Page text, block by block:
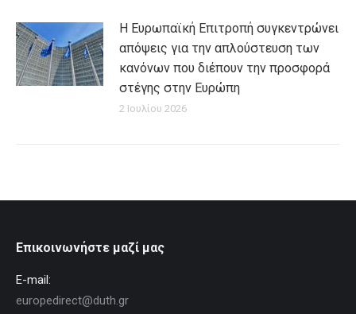
Η Ευρωπαϊκή Επιτροπή συγκεντρώνει
απόψεις για την απλούστευση των
κανόνων που διέπουν την προσφορά
στέγης στην Ευρώπη
2 Ιουλίου 2026
Επικοινωνήστε μαζί μας
E-mail:
europedirect@duth.gr